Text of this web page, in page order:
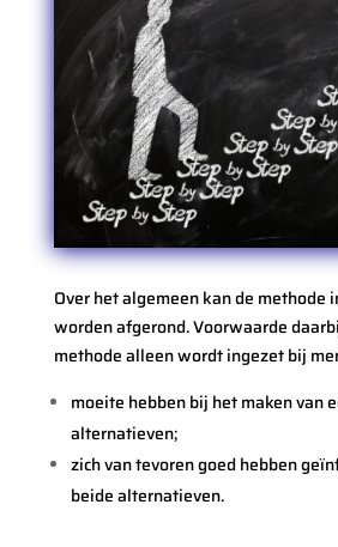
Over het algemeen kan de methode
worden afgerond. Voorwaarde
methode alleen wordt ingezet bij
moeite hebben bij het maken van
alternatieven;
zich van tevoren goed hebben
beide alternatieven.